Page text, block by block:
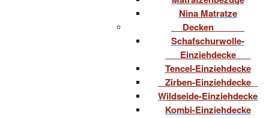
Nina Matratze
Decken
Schafschurwolle-
Einziehdecke
Tencel-Einziehdecke
Zirben-Einziehdecke
Wildseide-Einziehdecke
Kombi-Einziehdecke